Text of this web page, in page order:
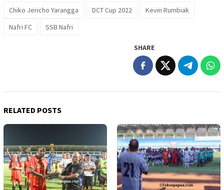
Chiko Jericho Yarangga DCT Cup 2022
Kevin Rumbiak
Nafri FC
SSB Nafri
SHARE
RELATED POSTS